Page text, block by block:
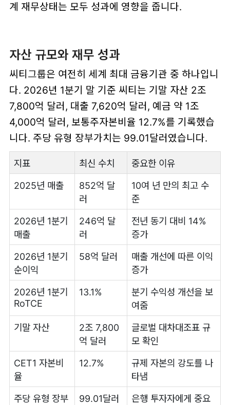
계 재무상태는 모두 성과에 영향을 줍니다.
자산 규모와 재무 성과
씨티그룹은 여전히 세계 최대 금융기관 중 하나입니
다. 2026년 1분기 말 기준 씨티는 기말 자산 2조
7,800억 달러, 대출 7,620억 달러, 예금 약 1조
4,000억 달러, 보통주자본비율 12.7%를 기록했습
니다. 주당 유형 장부가치는 99.01달러였습니다.
지표 최신 수치 중요한 이유
2025년 매출
852억 달
러
10여 년 만의 최고 수
준
2026년 1분기
매출
246억 달
러
전년 동기 대비 14%
증가
2026년 1분기
순이익
58억 달러
매출 개선에 따른 이익
증가
2026년 1분기
RoTCE
13.1%
분기 수익성 개선을 보
여줌
기말 자산
2조 7,800
억 달러
글로벌 대차대조표 규
모 확인
CET1 자본비
율
12.7%
규제 자본의 강도를 나
타냄
주당 유형 장부
99.01달러
은행 투자자에게 중요